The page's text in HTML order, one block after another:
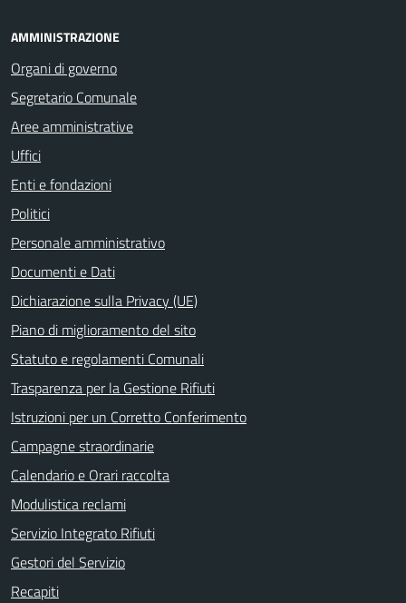
AMMINISTRAZIONE
Organi di governo
Segretario Comunale
Aree amministrative
Uffici
Enti e fondazioni
Politici
Personale amministrativo
Documenti e Dati
Dichiarazione sulla Privacy (UE)
Piano di miglioramento del sito
Statuto e regolamenti Comunali
Trasparenza per la Gestione Rifiuti
Istruzioni per un Corretto Conferimento
Campagne straordinarie
Calendario e Orari raccolta
Modulistica reclami
Servizio Integrato Rifiuti
Gestori del Servizio
Recapiti